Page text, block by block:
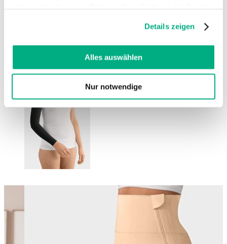
Cookies, wenn Sie unsere Webseite weiterhin nutzen.
Weitere Informationen finden Sie in
DatenschutzerklärungundImpressum
Details zeigen
Alles auswählen
Nur notwendige